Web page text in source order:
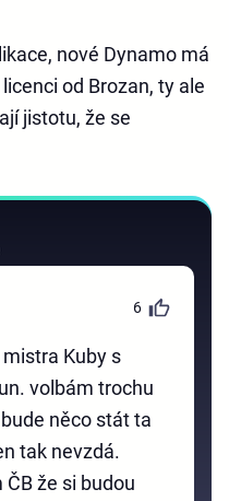
nové Dynamo má
od Brozan, ty ale
jistotu, že se
6
Kuby s
volbám trochu
něco stát ta
tak nevzdá.
že si budou